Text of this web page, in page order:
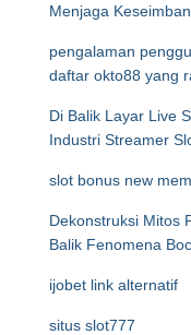
Menjaga
pengalaman
daftar okto88 yang
Di Balik Layar Live
Industri Streamer
slot bonus new
Dekonstruksi Mitos
Balik Fenomena
ijobet link alternatif
situs slot777